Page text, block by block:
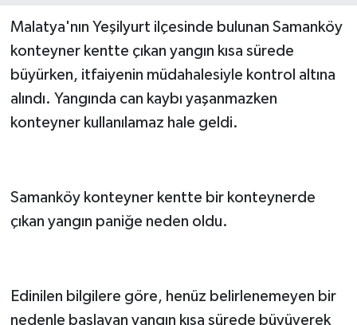
Malatya'nın Yeşilyurt ilçesinde bulunan Samanköy
konteyner kentte çıkan yangın kısa sürede
büyürken, itfaiyenin müdahalesiyle kontrol altına
alındı. Yangında can kaybı yaşanmazken
konteyner kullanılamaz hale geldi.
Samanköy konteyner kentte bir konteynerde
çıkan yangın paniğe neden oldu.
Edinilen bilgilere göre, henüz belirlenemeyen bir
nedenle başlayan yangın kısa sürede büyüyerek